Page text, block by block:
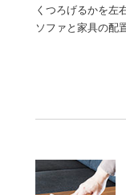
くつろげるかを左
ソファと家具の